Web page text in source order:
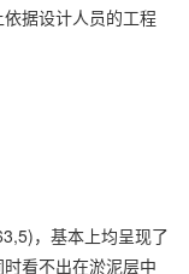
据设计人员的工程
，基本上均呈现了
看不出在淤泥层中